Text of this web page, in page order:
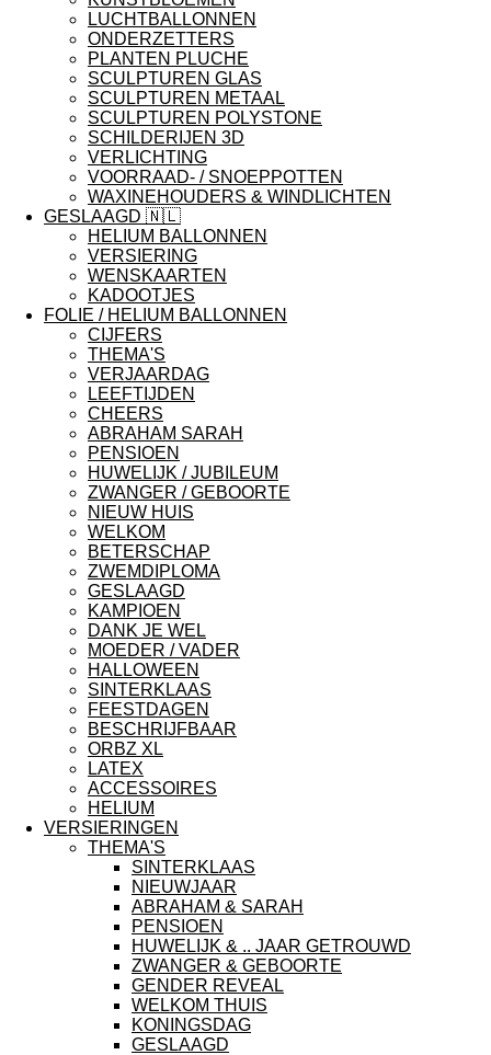
LUCHTBALLONNEN
ONDERZETTERS
PLANTEN PLUCHE
SCULPTUREN GLAS
SCULPTUREN METAAL
SCULPTUREN POLYSTONE
SCHILDERIJEN 3D
VERLICHTING
VOORRAAD- / SNOEPPOTTEN
WAXINEHOUDERS & WINDLICHTEN
GESLAAGD 🇳🇱
HELIUM BALLONNEN
VERSIERING
WENSKAARTEN
KADOOTJES
FOLIE / HELIUM BALLONNEN
CIJFERS
THEMA'S
VERJAARDAG
LEEFTIJDEN
CHEERS
ABRAHAM SARAH
PENSIOEN
HUWELIJK / JUBILEUM
ZWANGER / GEBOORTE
NIEUW HUIS
WELKOM
BETERSCHAP
ZWEMDIPLOMA
GESLAAGD
KAMPIOEN
DANK JE WEL
MOEDER / VADER
HALLOWEEN
SINTERKLAAS
FEESTDAGEN
BESCHRIJFBAAR
ORBZ XL
LATEX
ACCESSOIRES
HELIUM
VERSIERINGEN
THEMA'S
SINTERKLAAS
NIEUWJAAR
ABRAHAM & SARAH
PENSIOEN
HUWELIJK & .. JAAR GETROUWD
ZWANGER & GEBOORTE
GENDER REVEAL
WELKOM THUIS
KONINGSDAG
GESLAAGD